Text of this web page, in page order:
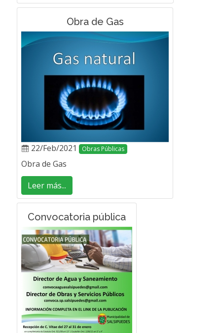
Obra de Gas
22/Feb/2021 Obras Públicas
Obra de Gas
Leer más...
Convocatoria pública